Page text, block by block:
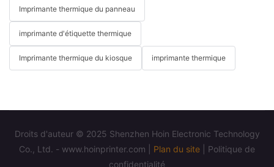
Imprimante thermique du panneau
imprimante d'étiquette thermique
Imprimante thermique du kiosque imprimante thermique
Droits d'auteur © 2025 Shenzhen Hoin Electronic Technology
Co., Ltd. - www.hoinprinter.com |
Plan du site
Politique de
confidentialité